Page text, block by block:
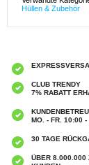
Hüllen & Zubehör
CLUB TRENDY
7% RABATT
MO. - FR. 10:00 -
30 TAGE
ÜBER 8.000.000